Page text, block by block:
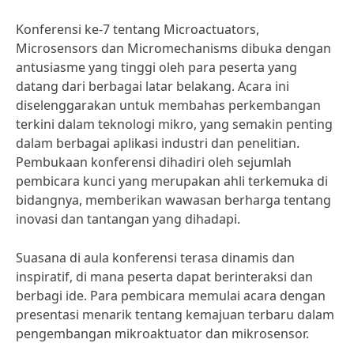
Konferensi ke-7 tentang Microactuators,
Microsensors dan Micromechanisms dibuka dengan
antusiasme yang tinggi oleh para peserta yang
datang dari berbagai latar belakang. Acara ini
diselenggarakan untuk membahas perkembangan
terkini dalam teknologi mikro, yang semakin penting
dalam berbagai aplikasi industri dan penelitian.
Pembukaan konferensi dihadiri oleh sejumlah
pembicara kunci yang merupakan ahli terkemuka di
bidangnya, memberikan wawasan berharga tentang
inovasi dan tantangan yang dihadapi.
Suasana di aula konferensi terasa dinamis dan
inspiratif, di mana peserta dapat berinteraksi dan
berbagi ide. Para pembicara memulai acara dengan
presentasi menarik tentang kemajuan terbaru dalam
pengembangan mikroaktuator dan mikrosensor.